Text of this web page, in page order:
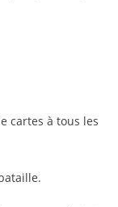
cartes à tous les